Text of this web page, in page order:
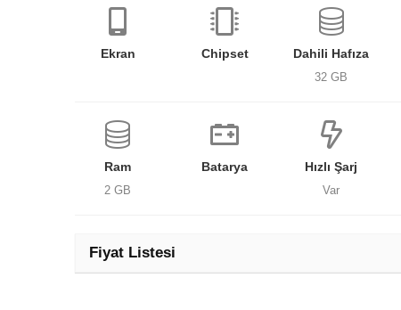
Ekran Chipset Dahili Hafıza
32 GB
Ram
2 GB
Batarya Hızlı Şarj
Var
Fiyat Listesi